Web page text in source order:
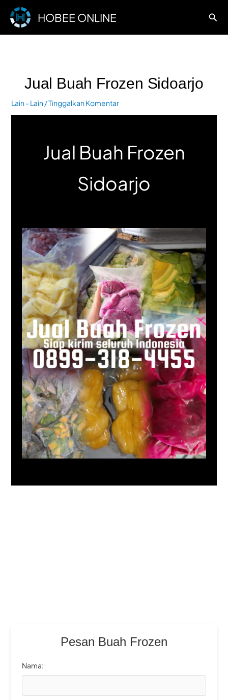
Lewati
konten
HOBEE ONLINE Cari
Jual Buah Frozen Sidoarjo
Lain - Lain/Tinggalkan Komentar
Jual Buah Frozen
Sidoarjo
Pesan Buah Frozen
Nama: